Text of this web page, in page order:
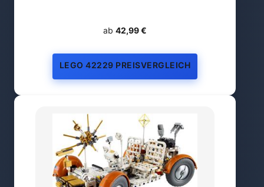
ab 42,99 €
LEGO 42229 PREISVERGLEICH